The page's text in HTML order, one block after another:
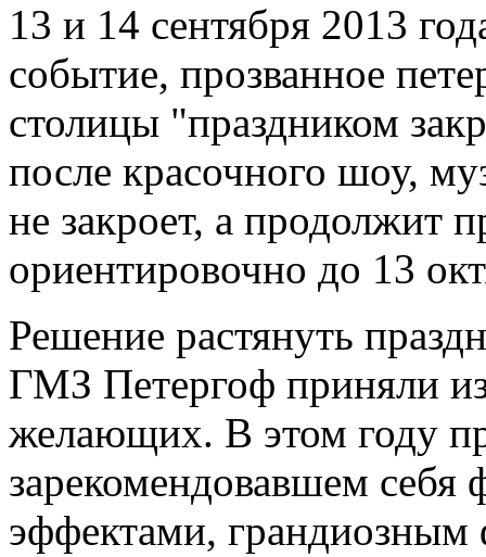
13 и 14 сентября 2013
событие, прозванное
столицы "праздником
после красочного шоу,
не закроет, а продолжит
ориентировочно до 13
Решение растянуть
ГМЗ Петергоф приняли
желающих. В этом году
зарекомендовавшем себя
эффектами,